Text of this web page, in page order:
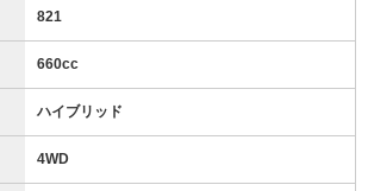
821
660cc
ハイブリッド
4WD